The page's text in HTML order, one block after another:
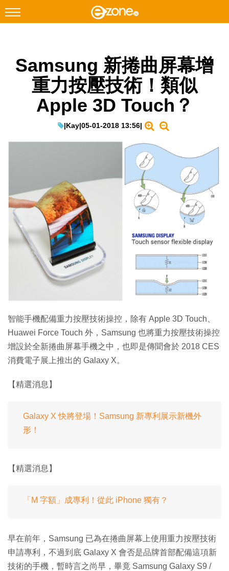
Facebook Instagram
科技焦點
教學評測
生成式AI與雲端應用
Enterprise Digital Transformation
Samsung 新捲曲屏幕增
重力按壓技術！類似
Apple 3D Touch？
|Kay|05-01-2018 13:56|
智能手機配備重力按壓技術操控，除有 Apple 3D Touch、
Huawei Force Touch 外，Samsung 也將重力按壓技術操控
增設於全新捲曲屏幕手機之中，也即是傳聞會於 2018 CES
消費電子展上推出的 Galaxy X。
【精選消息】
Galaxy X 快將登場！Samsung 新專利展示新機外
形！
【精選消息】
「M 字額」成專利！從此 iPhone 獨有？
早在前年，Samsung 已為在捲曲屏幕上使用重力按壓技術
申請專利，不過到底 Galaxy X 會否是品牌首部配備這項新
技術的手機，暫時言之尚早，畢竟 Samsung Galaxy S9 /